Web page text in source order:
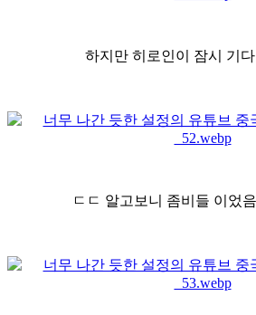
하지만 히로인이 잠시 기
ㄷㄷ 알고보니 좀비들 이었